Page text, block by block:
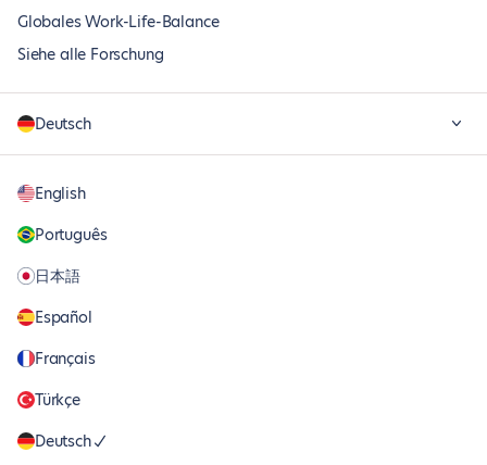
Globales Work-Life-Balance
Siehe alle Forschung
Deutsch
English
Português
日本語
Español
Français
Türkçe
Deutsch